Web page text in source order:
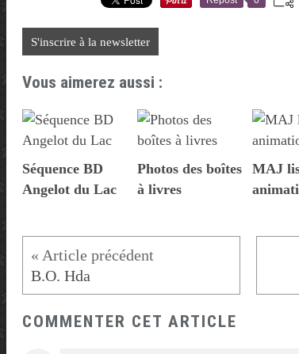
S'inscrire à la newsletter
Vous aimerez aussi :
Séquence BD
Angelot du Lac
Photos des boîtes
à livres
MAJ
B.O. Hda
COMMENTER CET ARTICLE